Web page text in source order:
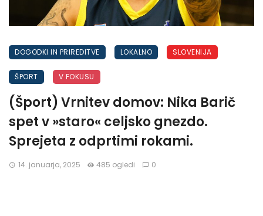
DOGODKI IN PRIREDITVE LOKALNO SLOVENIJA
ŠPORT V FOKUSU
(Šport) Vrnitev domov: Nika Barič
spet v »staro« celjsko gnezdo.
Sprejeta z odprtimi rokami.
14. januarja, 2025 485 ogledi 0